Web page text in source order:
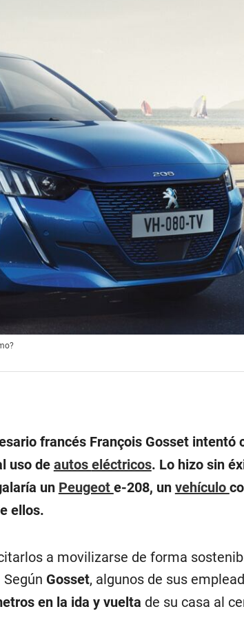
francés François Gosset intentó
uso de autos eléctricos. Lo hizo sin
un Peugeot e-208, un vehículo
ellos.
a movilizarse de forma
Gosset, algunos de sus
en la ida y vuelta de su casa al